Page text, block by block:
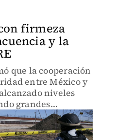
firmeza
y la
que la cooperación
entre México y
niveles
grandes